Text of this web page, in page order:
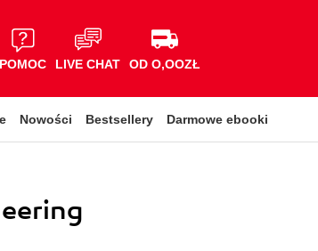
POMOC LIVE CHAT OD O,OOZŁ
Nowości Bestsellery Darmowe ebooki